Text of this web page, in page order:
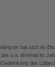
hat sich im
u.a. dreimal im
der